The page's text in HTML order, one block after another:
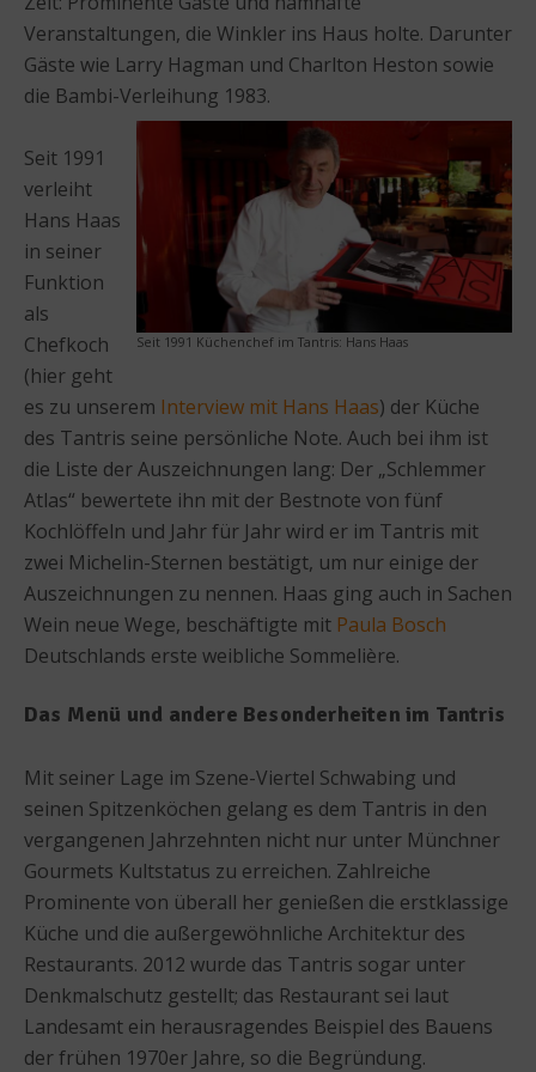
Veranstaltungen, die Winkler ins Haus holte. Darunter
Gäste wie Larry Hagman und Charlton Heston sowie
die Bambi-Verleihung 1983.
Seit 1991 Küchenchef im Tantris: Hans Haas
Seit 1991
verleiht
Hans Haas
in seiner
Funktion
als
Chefkoch
(hier geht
es zu unserem Interview mit Hans Haas) der Küche
des Tantris seine persönliche Note. Auch bei ihm ist
die Liste der Auszeichnungen lang: Der „Schlemmer
Atlas“ bewertete ihn mit der Bestnote von fünf
Kochlöffeln und Jahr für Jahr wird er im Tantris mit
zwei Michelin-Sternen bestätigt, um nur einige der
Auszeichnungen zu nennen. Haas ging auch in Sachen
Wein neue Wege, beschäftigte mit Paula Bosch
Deutschlands erste weibliche Sommelière.
Das Menü und andere Besonderheiten im Tantris
Mit seiner Lage im Szene-Viertel Schwabing und
seinen Spitzenköchen gelang es dem Tantris in den
vergangenen Jahrzehnten nicht nur unter Münchner
Gourmets Kultstatus zu erreichen. Zahlreiche
Prominente von überall her genießen die erstklassige
Küche und die außergewöhnliche Architektur des
Restaurants. 2012 wurde das Tantris sogar unter
Denkmalschutz gestellt; das Restaurant sei laut
Landesamt ein herausragendes Beispiel des Bauens
der frühen 1970er Jahre, so die Begründung.